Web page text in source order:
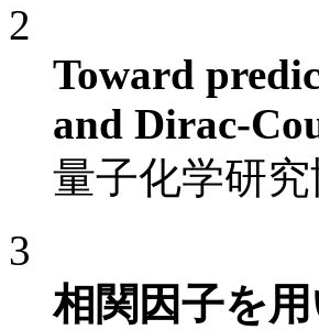
2
Toward
and Dirac-
量子化学研
3
相関因子を